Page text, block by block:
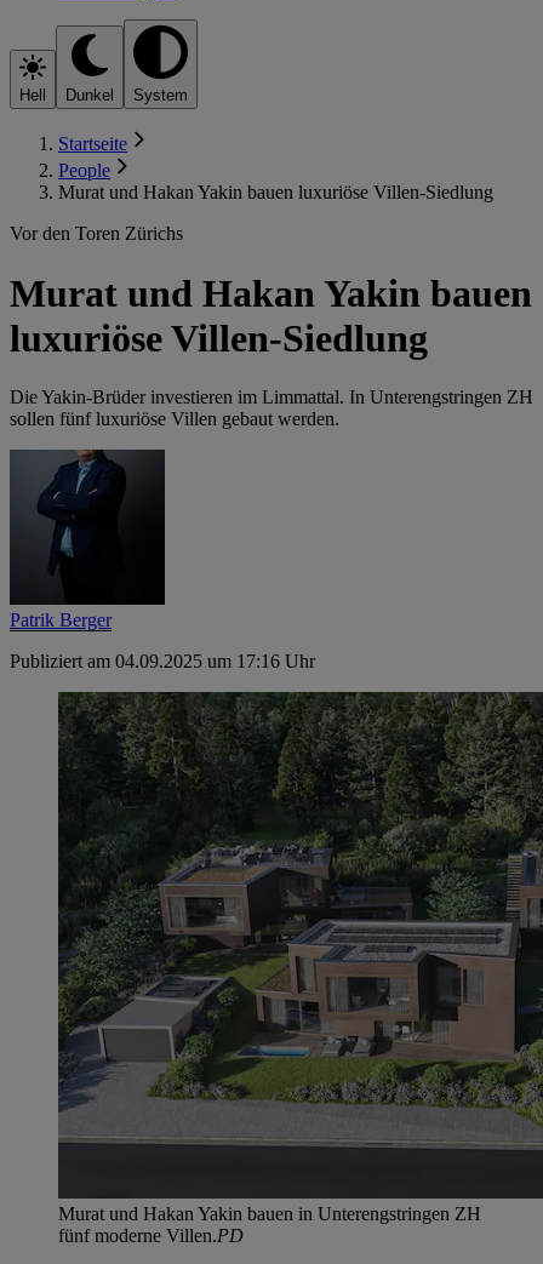
Hell Dunkel System
Startseite
People
Murat und Hakan Yakin bauen luxuriöse Villen-Siedlung
Vor den Toren Zürichs
Murat und Hakan Yakin bauen
luxuriöse Villen-Siedlung
Die Yakin-Brüder investieren im Limmattal. In Unterengstringen ZH
sollen fünf luxuriöse Villen gebaut werden.
Patrik Berger
Publiziert am 04.09.2025 um 17:16 Uhr
Murat und Hakan Yakin bauen in Unterengstringen ZH
fünf moderne Villen.PD